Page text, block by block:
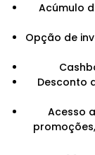
Acúmulo
Opção de
Desconto
Acesso